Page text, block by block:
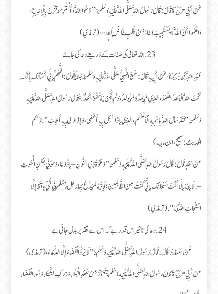
عَنْ أَبِي هُرَيْرَةَ قَالَ : قَالَ رَسُولُ اللَّهِ صَلَّى اللَّهُ عَلَيْهِ وَسَلَّمَ : ” ادْعُوا اللَّهَ وَأَنْتُمْ مُوقِنُونَ بِالْإِجَابَةِ،
وَاعْلَمُوا أَنَّ اللَّهَ لَا يَسْتَجِيبُ دُعَاءً مِنْ قَلْبٍ غَافِلٍ لَاهٍ،،،، (ترمذي)
23.اللہ تعالیٰ کی صفات کے ذریعے دعا کی جائے
عَبْدِ اللَّهِ بْنِ بُرَيْدَةَ ، عَنْ أَبِيهِ قَالَ : سَمِعَ النَّبِيُّ صَلَّى اللَّهُ عَلَيْهِ وَسَلَّمَ رَجُلًا يَقُولُ : اللَّهُمَّ إِنِّي أَسْأَلُكَ بِأَنَّكَ
أَنْتَ اللَّهُ الْأَحَدُ الصَّمَدُ ، الَّذِي لَمْ يَلِدْ وَلَمْ يُولَدْ، وَلَمْ يَكُنْ لَهُ كُفُوًا أَحَدٌ. فَقَالَ رَسُولُ اللَّهِ صَلَّى اللَّهُ عَلَيْهِ
وَسَلَّمَ : ” لَقَدْ سَأَلَ اللَّهَ بِاسْمِهِ الْأَعْظَمِ، الَّذِي إِذَا سُئِلَ بِهِ أَعْطَى، وَإِذَا دُعِيَ بِهِ أَجَابَ ". (حكم
الحديث: صحيح، ابن ماجه)
عَنْ سَعْدٍ قَالَ : قَالَ رَسُولُ اللَّهِ صَلَّى اللَّهُ عَلَيْهِ وَسَلَّمَ : ” دَعْوَةُ ذِي النُّونِ – إِذْ دَعَا، وَهُوَ فِي بَطْنِ الْحُوتِ
– : لَا إِلَهَ إِلَّا أَنْتَ سُبْحَانَكَ إِنِّي كُنْتُ مِنَ الظَّالِمِينَ ؛ فَإِنَّهُ لَمْ يَدْعُ بِهَا رَجُلٌ مُسْلِمٌ فِي شَيْءٍ قَطُّ إِلَّا
اسْتَجَابَ اللَّهُ لَهُ ". (ترمذي)
24.دعا کی تاثیر اس قدر بے کہ اس سے تقدیر بدل جاتی ہے
عَنْ سَلْمَانَ قَالَ : قَالَ رَسُولُ اللَّهِ صَلَّى اللَّهُ عَلَيْهِ وَسَلَّمَ : ” لَا يَرُدُّ الْقَضَاءَ إِلَّا الدُّعَاءُ ،(ترمذی)
عَنْ أَبِي هُرَيْرَةَ كَانَ رَسُولُ اللَّهِ صَلَّى اللَّهُ عَلَيْهِ وَسَلَّمَ يَتَعَوَّذُ مِنْ جَهْدِ الْبَلَاءِ وَدَرَكِ الشَّقَاءِ وَسُوءِ الْقَضَاءِ